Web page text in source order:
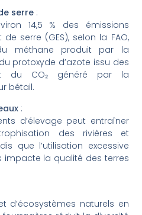
serre :
14,5 % des émissions
serre (GES), selon la FAO,
méthane produit par la
protoxyde d’azote issu des
du CO₂ généré par la
bétail.
:
d’élevage peut entraîner
des rivières et
que l’utilisation excessive
impacte la qualité des terres
d’écosystèmes naturels en